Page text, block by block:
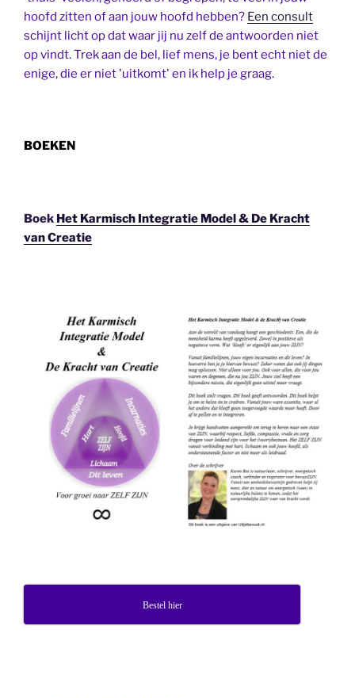
hoofd zitten of aan jouw hoofd hebben? Een consult
schijnt licht op dat waar jij nu zelf de antwoorden niet
op vindt. Trek aan de bel, lief mens, je bent echt niet de
enige, die er niet 'uitkomt' en ik help je graag.
BOEKEN
Boek Het Karmisch Integratie Model & De Kracht
van Creatie
Bestel hier